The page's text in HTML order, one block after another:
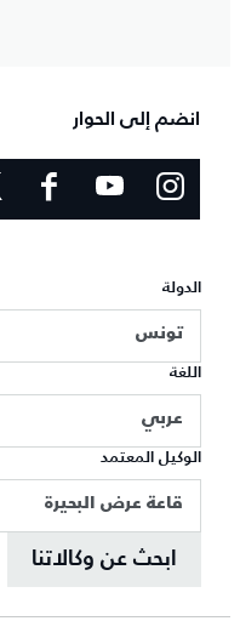
انضم إلى الحوار
الدولة
تونس
اللغة
عربي
الوكيل المعتمد
قاعة عرض البحيرة
ابحث عن وكالاتنا